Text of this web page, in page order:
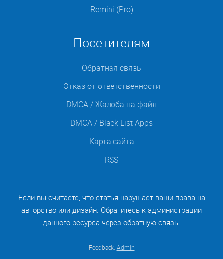
Remini (Pro)
Посетителям
Обратная связь
Отказ от ответственности
DMCA / Жалоба на файл
DMCA / Black List Apps
Карта сайта
RSS
Если вы считаете, что статья нарушает ваши права на
авторство или дизайн. Обратитесь к администрации
данного ресурса через обратную связь.
Feedback: Admin